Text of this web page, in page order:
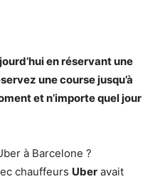
en réservant une
une course jusqu’à
et n’importe quel jour
à Barcelone ?
chauffeurs Uber avait